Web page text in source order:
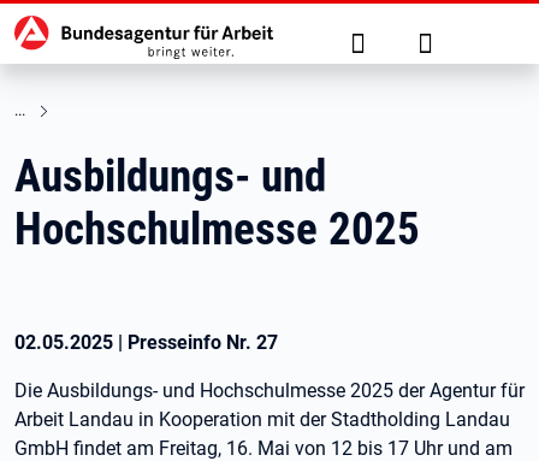
zu den Hauptinhalten springen
Hauptnavigation Suche Anmelden
Ausbildungs- und
Hochschulmesse 2025
02.05.2025 | Presseinfo Nr. 27
Die Ausbildungs- und Hochschulmesse 2025 der Agentur für
Arbeit Landau in Kooperation mit der Stadtholding Landau
GmbH findet am Freitag, 16. Mai von 12 bis 17 Uhr und am